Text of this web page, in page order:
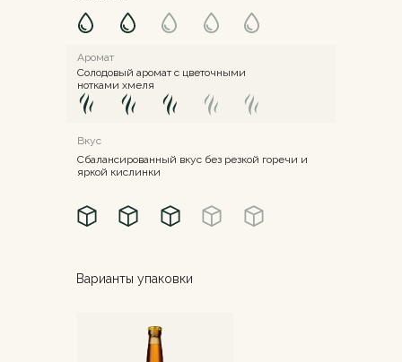
Аромат
Солодовый аромат с цветочными
нотками хмеля
Вкус
Сбалансированный вкус без резкой горечи и
яркой кислинки
Варианты упаковки